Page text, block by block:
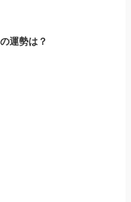
運勢は？